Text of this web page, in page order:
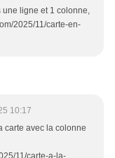
une ligne et 1 colonne,
2025/11/carte-en-
10:17
carte avec la colonne
11/carte-a-la-